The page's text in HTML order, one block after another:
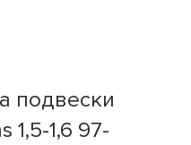
подвески
1,5-1,6 97-